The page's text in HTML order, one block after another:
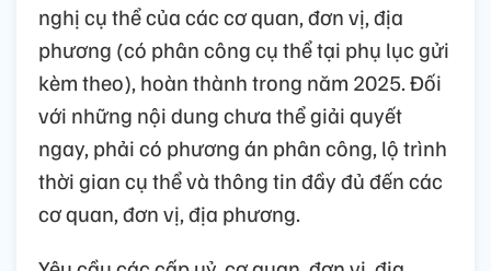
nghị cụ thể của các cơ quan, đơn vị, địa
phương (có phân công cụ thể tại phụ lục gửi
kèm theo), hoàn thành trong năm 2025. Đối
với những nội dung chưa thể giải quyết
ngay, phải có phương án phân công, lộ trình
thời gian cụ thể và thông tin đầy đủ đến các
cơ quan, đơn vị, địa phương.